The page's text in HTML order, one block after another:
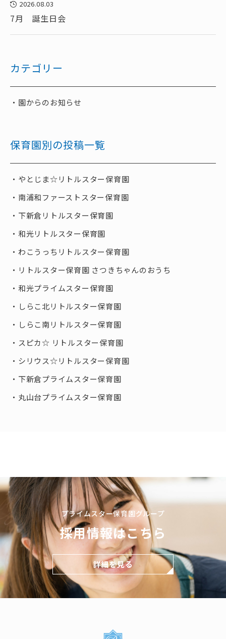
2026.08.03
7月 誕生日会
カテゴリー
園からのお知らせ
保育園別の投稿一覧
やとじま☆リトルスター保育園
南浦和ファーストスター保育園
下新倉リトルスター保育園
和光リトルスター保育園
わこうっちリトルスター保育園
リトルスター保育園 さつきちゃんのおうち
和光プライムスター保育園
しらこ北リトルスター保育園
しらこ南リトルスター保育園
スピカ☆ リトルスター保育園
シリウス☆リトルスター保育園
下新倉プライムスター保育園
丸山台プライムスター保育園
プライムスター保育園グループ
採用情報はこちら
詳細を見る